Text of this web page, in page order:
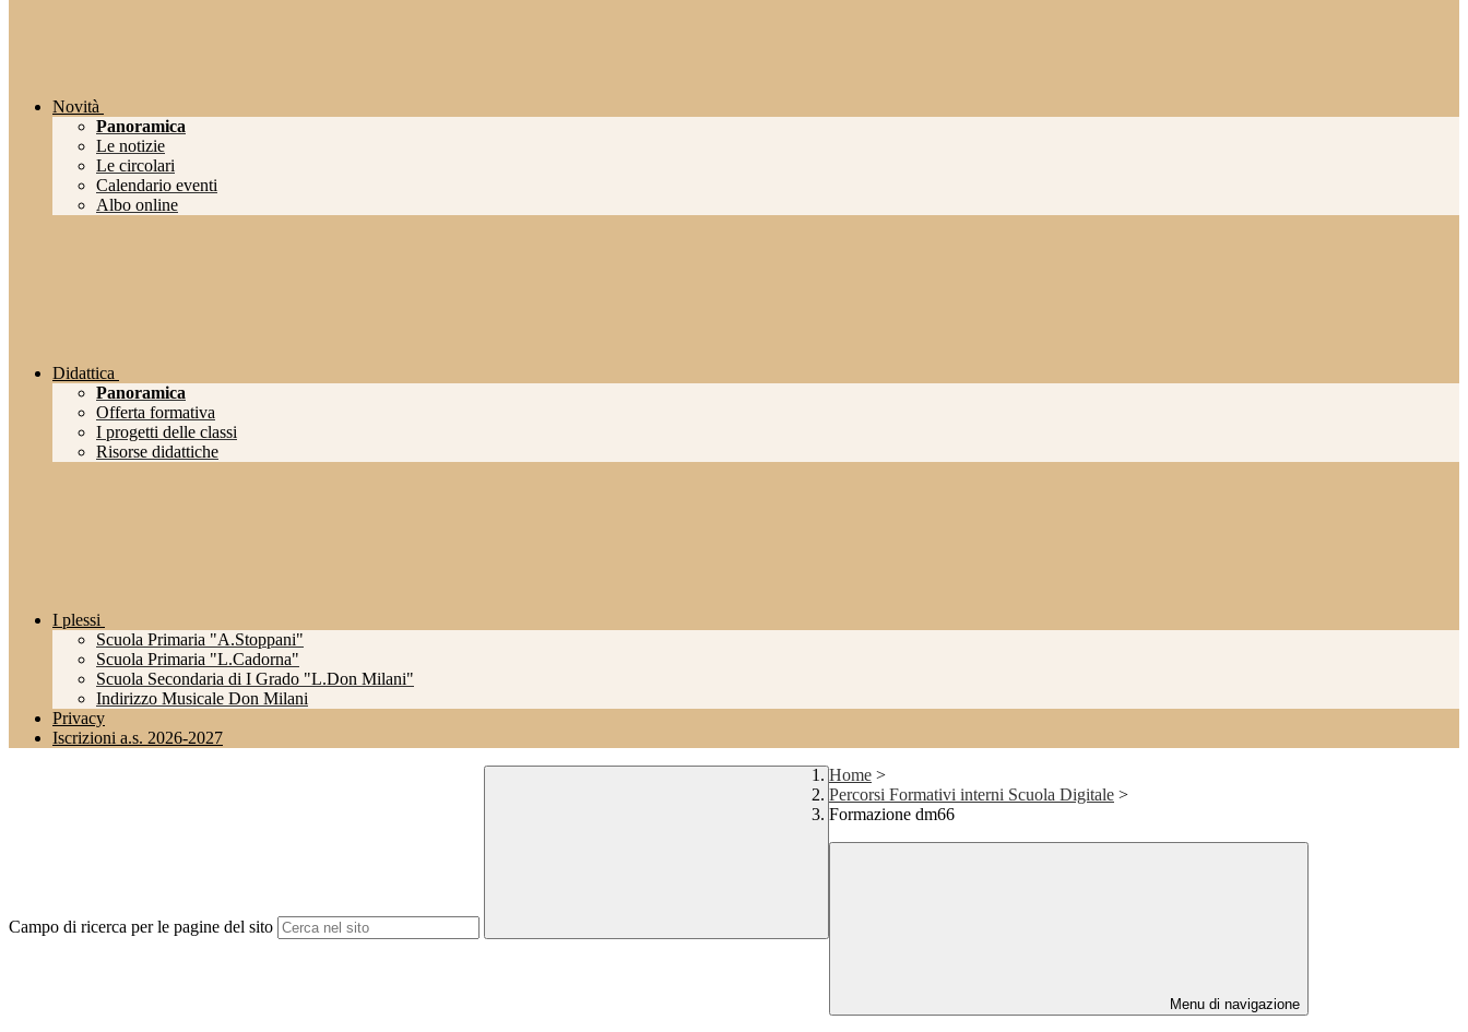
Novità
Panoramica
Le notizie
Le circolari
Calendario eventi
Albo online
Didattica
Panoramica
Offerta formativa
I progetti delle classi
Risorse didattiche
I plessi
Scuola Primaria "A.Stoppani"
Scuola Primaria "L.Cadorna"
Scuola Secondaria di I Grado "L.Don Milani"
Indirizzo Musicale Don Milani
Privacy
Iscrizioni a.s. 2026-2027
Campo di ricerca per le pagine del sito
Home >
Percorsi Formativi interni Scuola Digitale >
Formazione dm66
Menu di navigazione